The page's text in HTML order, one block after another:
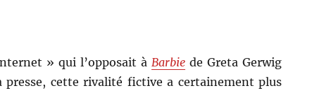
» qui l’opposait à Barbie de Greta Gerwig
cette rivalité fictive a certainement plus